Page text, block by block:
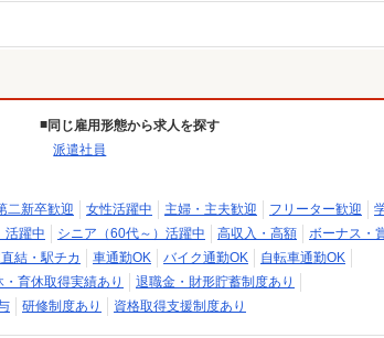
同じ雇用形態から求人を探す
派遣社員
二新卒歓迎 女性活躍中 主婦・主夫歓迎 フリーター歓迎
活躍中 シニア（60代～）活躍中 高収入・高額
ボーナス・
結・駅チカ 車通勤OK バイク通勤OK
自転車通勤OK
・育休取得実績あり
退職金・財形貯蓄制度あり
研修制度あり 資格取得支援制度あり